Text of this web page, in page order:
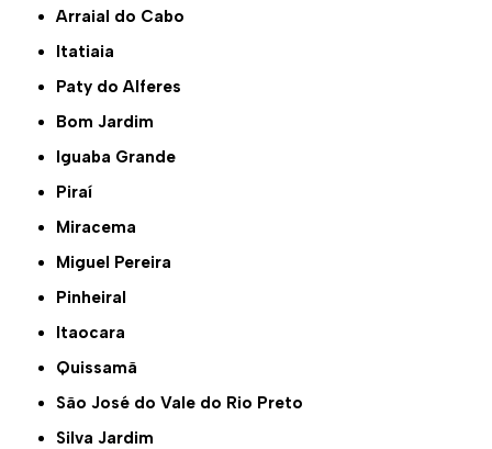
Arraial do Cabo
Itatiaia
Paty do Alferes
Bom Jardim
Iguaba Grande
Piraí
Miracema
Miguel Pereira
Pinheiral
Itaocara
Quissamã
São José do Vale do Rio Preto
Silva Jardim